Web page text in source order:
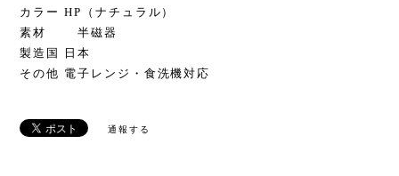
カラー HP（ナチュラル）
素材 半磁器
製造国 日本
その他 電子レンジ・食洗機対応
通報する